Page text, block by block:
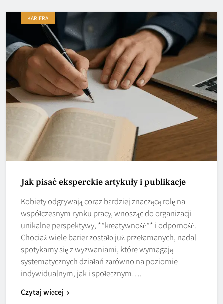
KARIERA
Jak pisać eksperckie artykuły i publikacje
Kobiety odgrywają coraz bardziej znaczącą rolę na
współczesnym rynku pracy, wnosząc do organizacji
unikalne perspektywy, **kreatywność** i odporność.
Chociaż wiele barier zostało już przełamanych, nadal
spotykamy się z wyzwaniami, które wymagają
systematycznych działań zarówno na poziomie
indywidualnym, jak i społecznym….
Czytaj więcej